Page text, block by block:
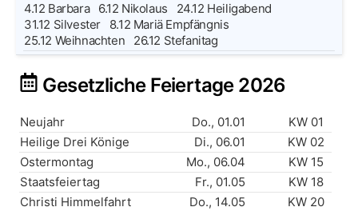
4.12 Barbara 6.12 Nikolaus 24.12 Heiligabend
31.12 Silvester 8.12 Mariä Empfängnis
25.12 Weihnachten 26.12 Stefanitag
Gesetzliche Feiertage 2026
Neujahr Do., 01.01
KW 01
Heilige Drei Könige
Di., 06.01
KW 02
Ostermontag
Mo., 06.04
KW 15
Staatsfeiertag
Fr., 01.05
KW 18
Christi Himmelfahrt
Do., 14.05
KW 20